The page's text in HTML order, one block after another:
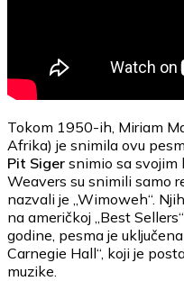
Tokom 1950-ih, Miriam
Afrika) je snimila ovu
Pit Siger snimio sa svojim
Weavers su snimili samo
nazvali je „Wimoweh“.
na američkoj „Best
godine, pesma je
Carnegie Hall“, koji je
muzike.